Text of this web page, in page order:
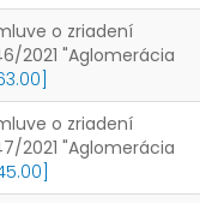
o zriadení
2021 "Aglomerácia
o zriadení
2021 "Aglomerácia